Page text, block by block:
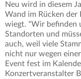
Neu wird in diesem
Wand im Rücken der
wiegt. "Wir befinden
Standorten und
auch, weil viele
nicht nur wegen
Event fest im
Konzertveranstalter